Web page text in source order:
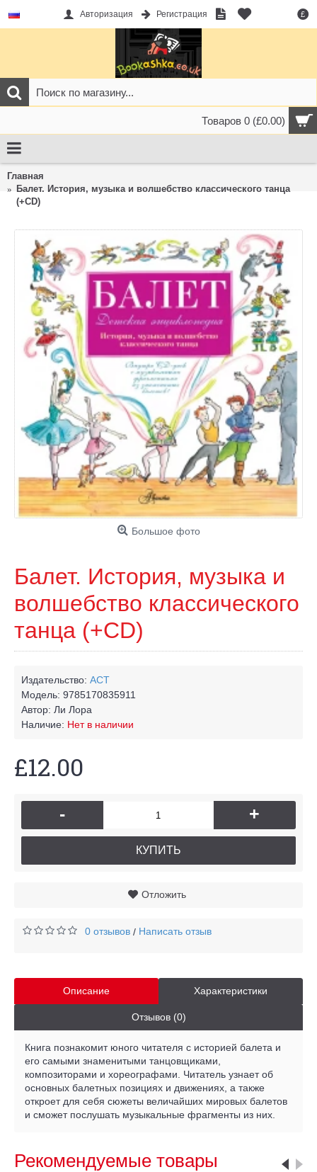
£
Авторизация Регистрация
Товаров 0 (£0.00)
Главная
Балет. История, музыка и волшебство классического танца
(+CD)
Большое фото
Балет. История, музыка и
волшебство классического
танца (+CD)
Издательство: АСТ
Модель: 9785170835911
Автор: Ли Лора
Наличие: Нет в наличии
£12.00
- +
КУПИТЬ
Отложить
0 отзывов / Написать отзыв
Описание Характеристики
Отзывов (0)
Книга познакомит юного читателя с историей балета и
его самыми знаменитыми танцовщиками,
композиторами и хореографами. Читатель узнает об
основных балетных позициях и движениях, а также
откроет для себя сюжеты величайших мировых балетов
и сможет послушать музыкальные фрагменты из них.
Рекомендуемые товары